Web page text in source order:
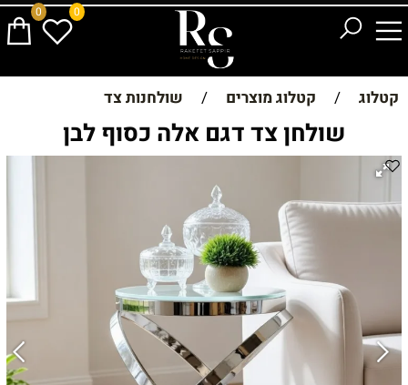
0 0
קטלוג / קטלוג מוצרים / שולחנות צד
שולחן צד דגם אלה כסוף לבן